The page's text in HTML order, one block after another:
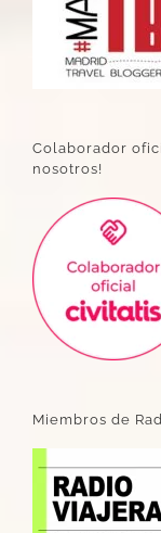
Colaborador
nosotros!
Miembros de